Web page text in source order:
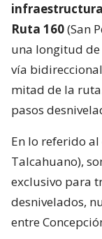
Ruta 160(San
una longitud
vía
mitad de la
pasos
En lo referido
Talcahuano),
exclusivo para
desnivelados,
entre